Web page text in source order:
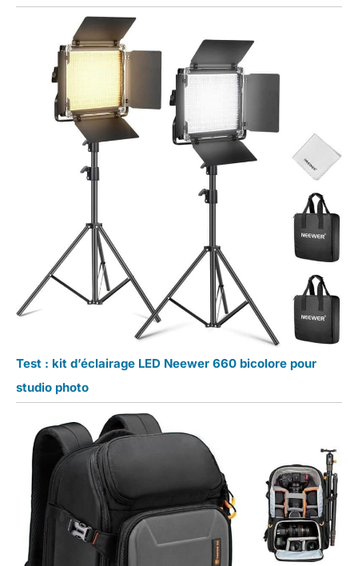
Test : kit d’éclairage LED Neewer 660 bicolore pour
studio photo